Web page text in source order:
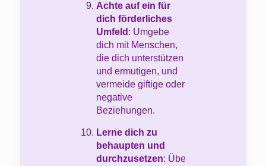
Achte auf ein für
dich förderliches
Umfeld : Umgebe
dich mit Menschen,
die dich unterstützen
und ermutigen, und
vermeide giftige oder
negative
Beziehungen.
Lerne dich zu
behaupten und
durchzusetzen: Übe